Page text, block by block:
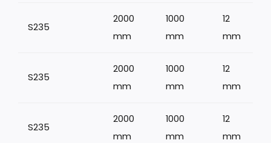
S235
2000
mm
1000
mm
12
mm
S235
2000
mm
1000
mm
12
mm
S235
2000
mm
1000
mm
12
mm